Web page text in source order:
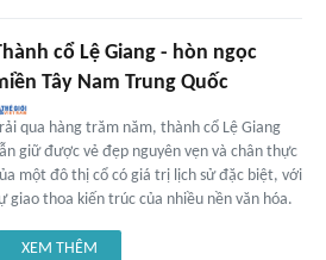
cổ Lệ Giang - hòn ngọc
Tây Nam Trung Quốc
qua hàng trăm năm, thành cổ Lệ Giang
giữ được vẻ đẹp nguyên vẹn và chân thực
một đô thị cổ có giá trị lịch sử đặc biệt, với
giao thoa kiến trúc của nhiều nền văn hóa.
XEM THÊM